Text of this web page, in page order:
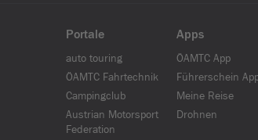
Portale
auto touring
ÖAMTC Fahrtechnik
Campingclub
Austrian Motorsport
Federation
Apps
ÖAMTC App
Führerschein
Meine Reise
Drohnen